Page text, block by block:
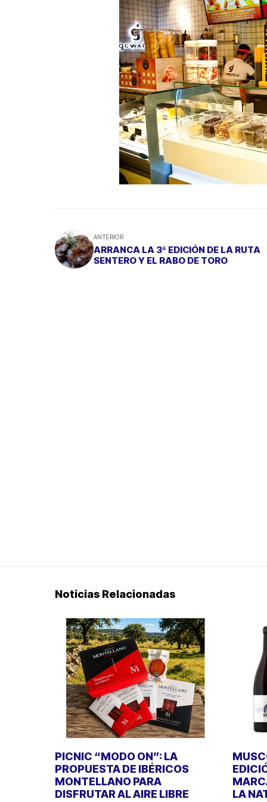
ANTERIOR
ARRANCA LA 3ª EDICIÓN DE LA RUTA
SENTERO Y EL RABO DE TORO
Noticias Relacionadas
PICNIC “MODO ON”: LA
PROPUESTA DE IBÉRICOS
MONTELLANO PARA
DISFRUTAR AL AIRE LIBRE
LA